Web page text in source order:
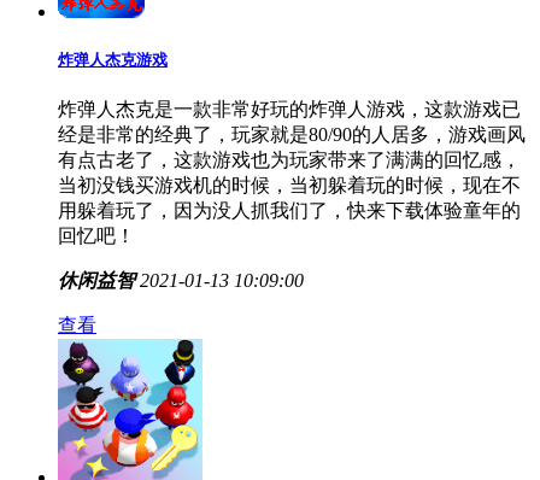
动作冒险 2021-01-13 10:29:33
炸弹人杰克游戏
炸弹人杰克是一款非常好玩的炸弹人游戏，这款游戏已
经是非常的经典了，玩家就是80/90的人居多，游戏画风
有点古老了，这款游戏也为玩家带来了满满的回忆感，
当初没钱买游戏机的时候，当初躲着玩的时候，现在不
用躲着玩了，因为没人抓我们了，快来下载体验童年的
回忆吧！
休闲益智 2021-01-13 10:09:00